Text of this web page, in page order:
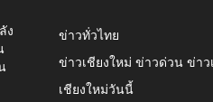
ง
ข่าวทั่วไทย
ข่าวเชียงใหม่ ข่าวด่วน ข่า
เชียงใหม่วันนี้